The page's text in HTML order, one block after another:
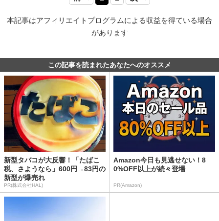
本記事はアフィリエイトプログラムによる収益を得ている場合
があります
この記事を読まれたあなたへのオススメ
新型タバコが大反響！「たばこ
税、さようなら」600円→83円の
新型が爆売れ
PR(株式会社HAL)
Amazon今日も見逃せない！8
0%OFF以上が続々登場
PR(Amazon)